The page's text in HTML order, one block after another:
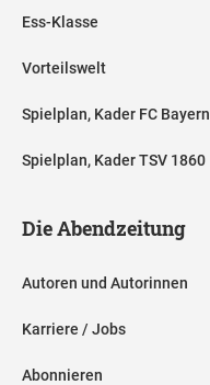
Ess-Klasse
Vorteilswelt
Spielplan, Kader FC Bayern
Spielplan, Kader TSV 1860
Die Abendzeitung
Autoren und Autorinnen
Karriere / Jobs
Abonnieren